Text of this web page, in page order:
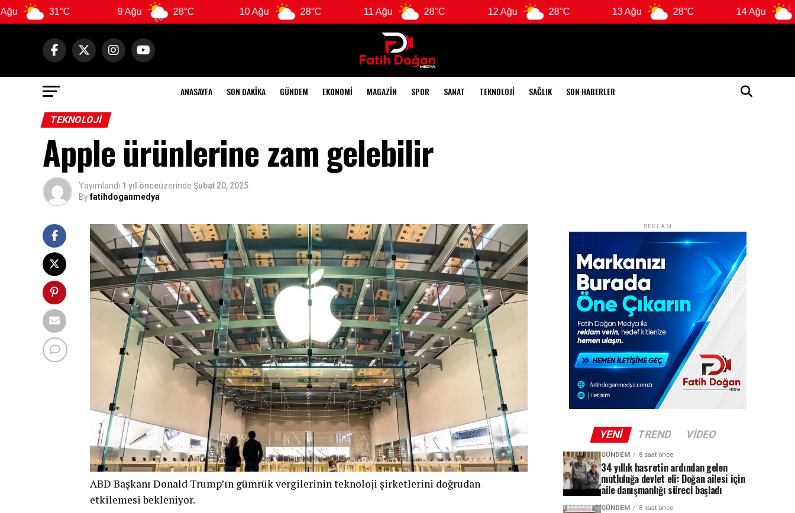
31°C 28°C 10 Ağu 28°C 11 Ağu 28°C 12 Ağu 28°C 13 Ağu 28°C 14 Ağu 26°C
ANASAYFA SON DAKIKA GÜNDEM EKONOMI MAGAZIN SPOR SANAT TEKNOLOJI SAĞLIK SON HABERLER
TEKNOLOJI
Apple ürünlerine zam gelebilir
Yayımlandı 1 yıl önceüzerinde Şubat 20, 2025
Byfatihdoganmedya
ABD Başkanı Donald Trump’ın gümrük vergilerinin teknoloji şirketlerini doğrudan
etkilemesi bekleniyor.
REKLAM
YENI TREND VIDEO
GÜNDEM 8 saat önce
34 yıllık hasretin ardından gelen
mutluluğa devlet eli: Doğan ailesi için
aile danışmanlığı süreci başladı
GÜNDEM 8 saat önce